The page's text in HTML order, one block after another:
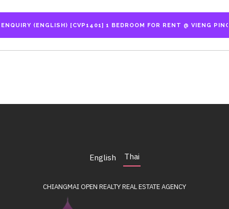
English Thai
CHIANGMAI OPEN REALTYREAL ESTATE AGENCY